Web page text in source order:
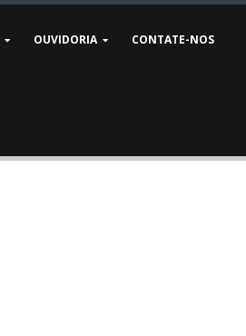
OUVIDORIA CONTATE-NOS